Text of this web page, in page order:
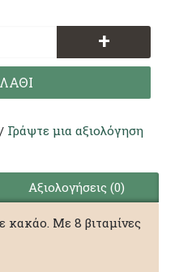
+
/ Γράψτε μια αξιολόγηση
Αξιολογήσεις (0)
κακάο. Με 8 βιταμίνες